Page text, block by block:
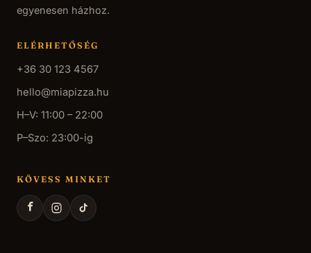
egyenesen házhoz.
ELÉRHETŐSÉG
+36 30 123 4567
hello@miapizza.hu
H–V: 11:00 – 22:00
P–Szo: 23:00-ig
KÖVESS MINKET